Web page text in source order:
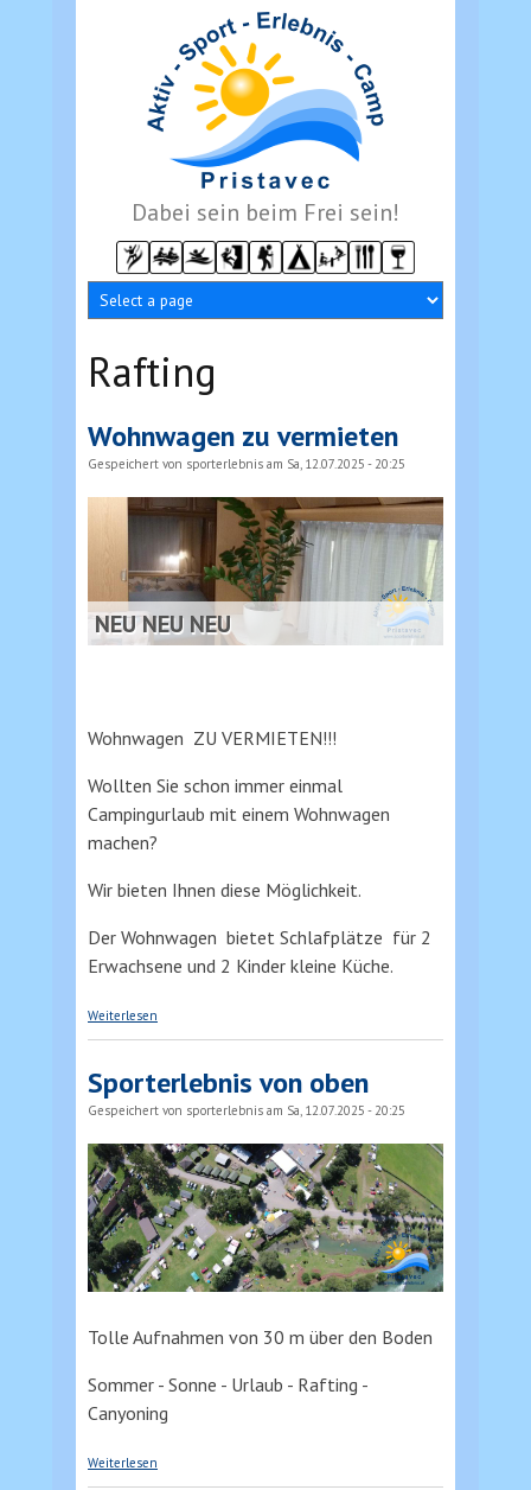
Dabei sein beim Frei sein!
Rafting
Wohnwagen zu vermieten
Gespeichert von sporterlebnis am Sa, 12.07.2025 - 20:25
NEU NEU NEU
Wohnwagen ZU VERMIETEN!!!
Wollten Sie schon immer einmal
Campingurlaub mit einem Wohnwagen
machen?
Wir bieten Ihnen diese Möglichkeit.
Der Wohnwagen bietet Schlafplätze für 2
Erwachsene und 2 Kinder kleine Küche.
Weiterlesen
Sporterlebnis von oben
Gespeichert von sporterlebnis am Sa, 12.07.2025 - 20:25
Tolle Aufnahmen von 30 m über den Boden
Sommer - Sonne - Urlaub - Rafting -
Canyoning
Weiterlesen